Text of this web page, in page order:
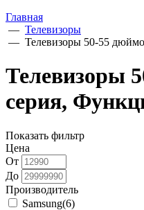
Главная
— Телевизоры
— Телевизоры 50-55
Телевизоры
серия,
Показать фильтр
Цена
От
До
Производитель
Samsung(6)